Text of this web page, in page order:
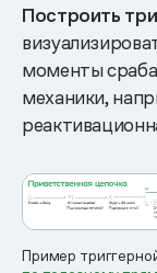
Построить
моменты
механики,
Пример